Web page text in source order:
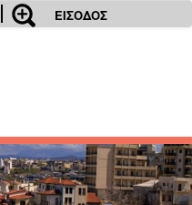
ΕΙΣΟΔΟΣ